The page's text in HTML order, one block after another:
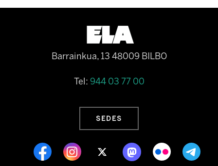
Barrainkua, 13 48009 BILBO
Tel: 944 03 77 00
SEDES